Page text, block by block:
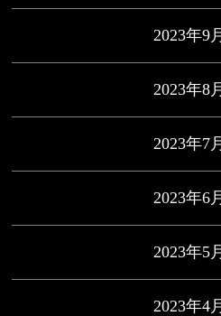
2023年9月
2023年8月
2023年7月
2023年6月
2023年5月
2023年4月